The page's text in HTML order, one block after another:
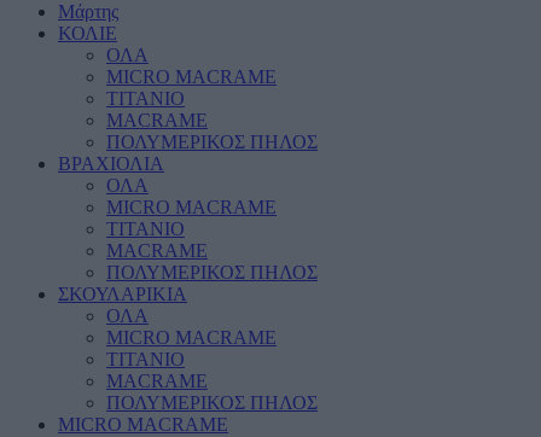
Μάρτης
ΚΟΛΙΕ
ΟΛΑ
MICRO MACRAME
ΤΙΤΑΝΙΟ
MACRAME
ΠΟΛΥΜΕΡΙΚΟΣ ΠΗΛΟΣ
ΒΡΑΧΙΟΛΙΑ
ΟΛΑ
MICRO MACRAME
ΤΙΤΑΝΙΟ
MACRAME
ΠΟΛΥΜΕΡΙΚΟΣ ΠΗΛΟΣ
ΣΚΟΥΛΑΡΙΚΙΑ
ΟΛΑ
MICRO MACRAME
ΤΙΤΑΝΙΟ
MACRAME
ΠΟΛΥΜΕΡΙΚΟΣ ΠΗΛΟΣ
MICRO MACRAME